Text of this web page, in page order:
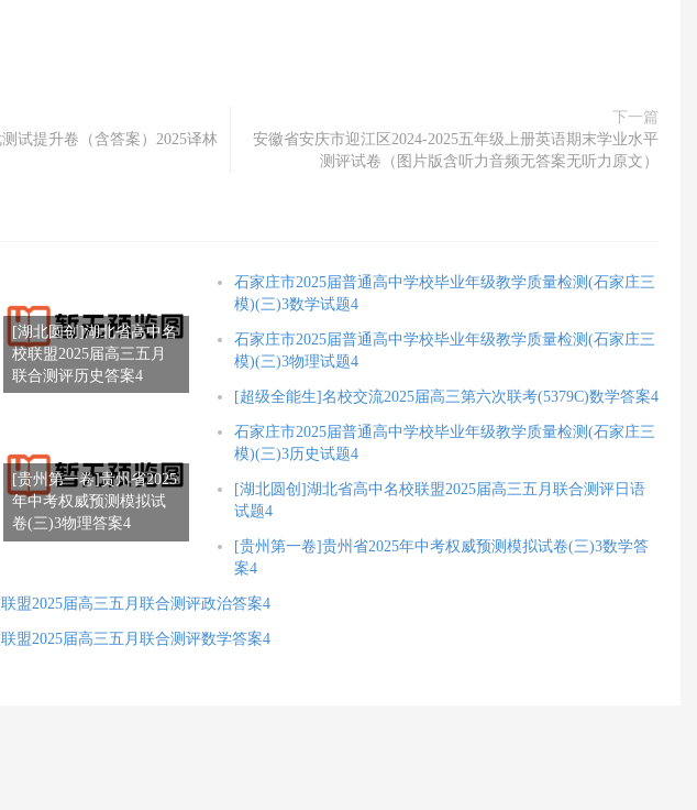
分布频率，表1示意石门台自然保护区“假林线”在不同坡度上的分布特征。据此完成9-11
测试提升卷（含答案）2025译林
下一篇
安徽省安庆市迎江区2024-2025五年级上册英语期末学业水平
测评试卷（图片版含听力音频无答案无听力原文）
[湖北圆创]湖北省高中名
校联盟2025届高三五月
联合测评历史答案4
[贵州第一卷]贵州省2025
年中考权威预测模拟试
卷(三)3物理答案4
石家庄市2025届普通高中学校毕业年级教学质量检测(石家庄三
模)(三)3数学试题4
石家庄市2025届普通高中学校毕业年级教学质量检测(石家庄三
模)(三)3物理试题4
[超级全能生]名校交流2025届高三第六次联考(5379C)数学答案4
石家庄市2025届普通高中学校毕业年级教学质量检测(石家庄三
模)(三)3历史试题4
[湖北圆创]湖北省高中名校联盟2025届高三五月联合测评日语
试题4
[贵州第一卷]贵州省2025年中考权威预测模拟试卷(三)3数学答
案4
盟2025届高三五月联合测评政治答案4
盟2025届高三五月联合测评数学答案4